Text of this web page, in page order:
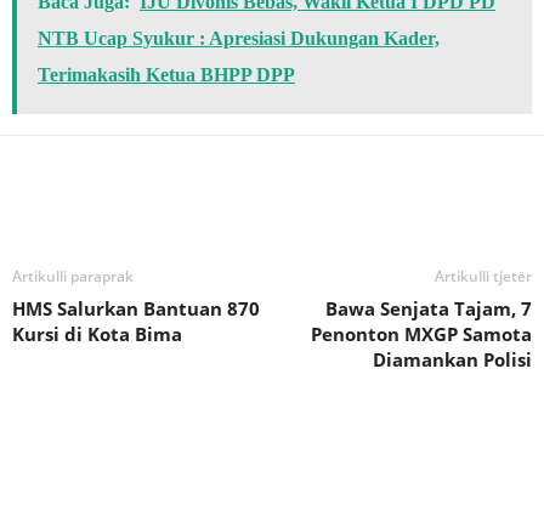
NTB Ucap Syukur : Apresiasi Dukungan Kader,
Terimakasih Ketua BHPP DPP
Artikulli paraprak
HMS Salurkan Bantuan 870
Kursi di Kota Bima
Artikulli tjetër
Bawa Senjata Tajam, 7
Penonton MXGP Samota
Diamankan Polisi